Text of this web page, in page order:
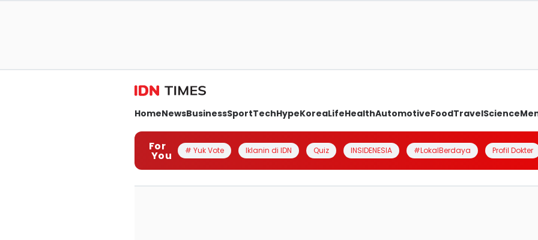
HomeNewsBusinessSportTechHypeKoreaLifeHealthAutomotiveFoodTravelScience
For
You # Yuk Vote Iklanin di IDN Quiz INSIDENESIA #LokalBerdaya Profil Dokter